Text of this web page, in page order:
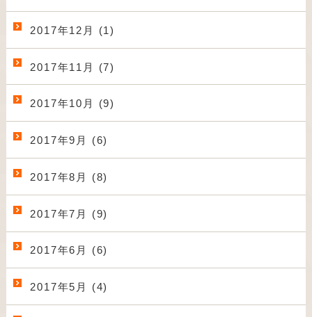
2017年12月 (1)
2017年11月 (7)
2017年10月 (9)
2017年9月 (6)
2017年8月 (8)
2017年7月 (9)
2017年6月 (6)
2017年5月 (4)